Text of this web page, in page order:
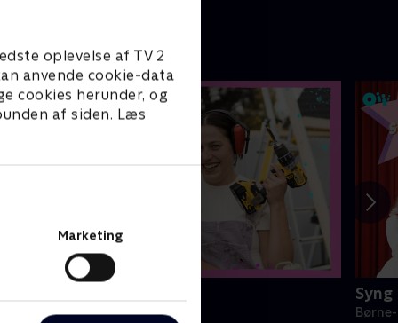
oplevelse af TV 2
anvende cookie-data
cookies herunder, og
af siden. Læs
Marketing
underholdning • 5 sæsoner